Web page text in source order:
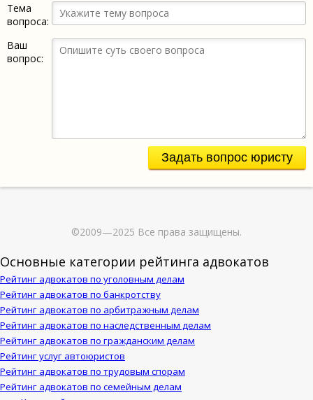
Тема
вопроса:
Ваш
вопрос:
Задать вопрос юристу
©2009—2025 Все права защищены.
Основные категории рейтинга адвокатов
Рейтинг адвокатов по уголовным делам
Рейтинг адвокатов по банкротству
Рейтинг адвокатов по арбитражным делам
Рейтинг адвокатов по наследственным делам
Рейтинг адвокатов по гражданским делам
Рейтинг услуг автоюристов
Рейтинг адвокатов по трудовым спорам
Рейтинг адвокатов по семейным делам